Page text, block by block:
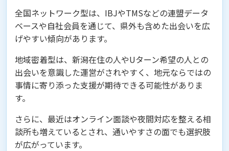
全国ネットワーク型は、IBJやTMSなどの連盟データ
ベースや自社会員を通じて、県外も含めた出会いを広
げやすい傾向があります。
地域密着型は、新潟在住の人やUターン希望の人との
出会いを意識した運営がされやすく、地元ならではの
事情に寄り添った支援が期待できる可能性がありま
す。
さらに、最近はオンライン面談や夜間対応を整える相
談所も増えているとされ、通いやすさの面でも選択肢
が広がっています。